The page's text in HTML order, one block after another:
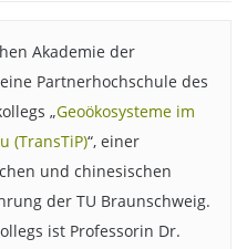
Akademie der
Partnerhochschule des
„Geoökosysteme im
(TransTiP)“, einer
und chinesischen
der TU Braunschweig.
ist Professorin Dr.